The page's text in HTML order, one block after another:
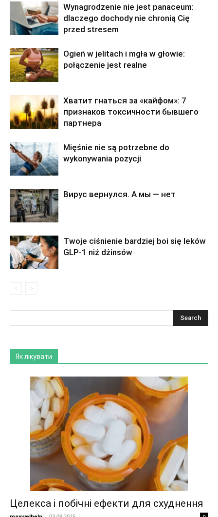
Wynagrodzenie nie jest panaceum:
dlaczego dochody nie chronią Cię
przed stresem
Ogień w jelitach i mgła w głowie:
połączenie jest realne
Хватит гнаться за «кайфом»: 7
признаков токсичности бывшего
партнера
Mięśnie nie są potrzebne do
wykonywania pozycji
Вирус вернулся. А мы — нет
Twoje ciśnienie bardziej boi się leków
GLP-1 niż dżinsów
Як лікувати
Целекса і побічні ефекти для схуднення